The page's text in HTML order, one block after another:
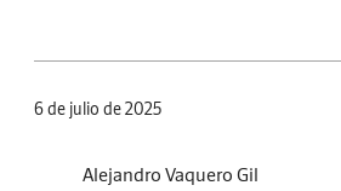
6 de julio de 2025
Alejandro Vaquero Gil